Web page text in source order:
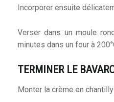
Incorporer ensuite
Verser dans un moule
minutes dans un four à
TERMINER LE
Monter la crème en